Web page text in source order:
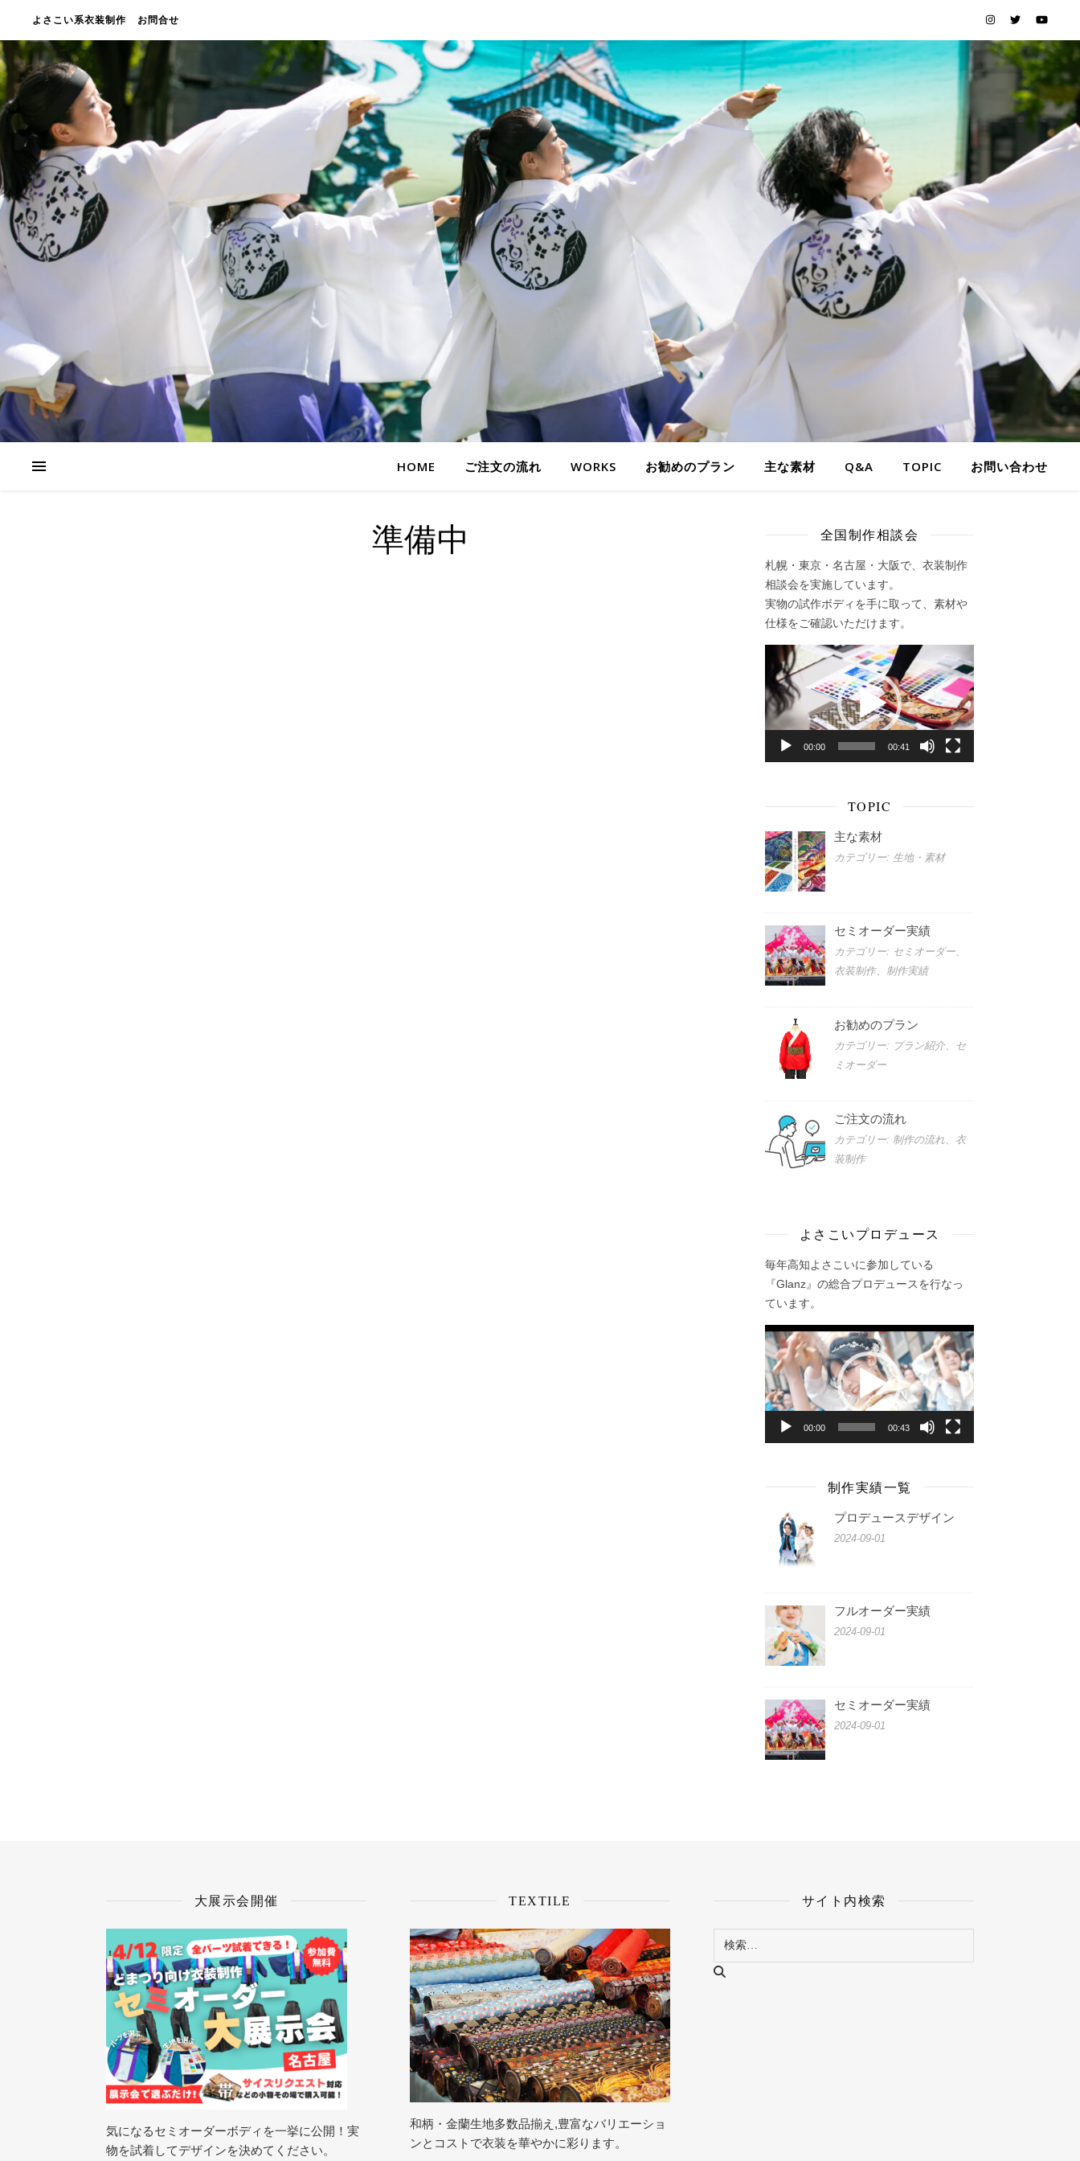
よさこい系衣装制作 お問合せ
HOME ご注文の流れ WORKS お勧めのプラン 主な素材 Q&A TOPIC お問い合わせ
準備中 全国制作相談会
札幌・東京・名古屋・大阪で、衣装制作
相談会を実施しています。
実物の試作ボディを手に取って、素材や
仕様をご確認いただけます。
画
プ
レ
ー
00:00 00:41
TOPIC
主な素材
カテゴリー: 生地・素材
セミオーダー実績
カテゴリー: セミオーダー、
衣装制作、制作実績
お勧めのプラン
カテゴリー: プラン紹介、セ
ミオーダー
ご注文の流れ
カテゴリー: 制作の流れ、衣
装制作
よさこいプロデュース
毎年高知よさこいに参加している
『Glanz』の総合プロデュースを行なっ
ています。
動
画
プ
レ
ー
00:00 00:43
制作実績一覧
プロデュースデザイン
2024-09-01
フルオーダー実績
2024-09-01
セミオーダー実績
2024-09-01
大展示会開催
気になるセミオーダーボディを一挙に公開！実
物を試着してデザインを決めてください。
TEXTILE
和柄・金蘭生地多数品揃え,豊富なバリエーショ
ンとコストで衣装を華やかに彩ります。
サイト内検索